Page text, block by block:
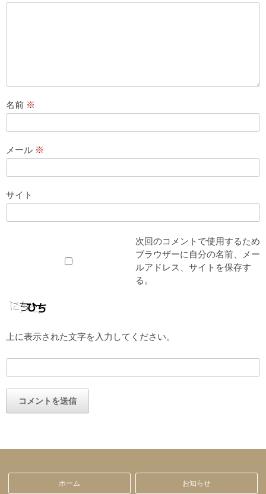
名前 ※
メール ※
サイト
次回のコメントで使用するため
ブラウザーに自分の名前、メー
ルアドレス、サイトを保存す
る。
上に表示された文字を入力してください。
ホーム お知らせ